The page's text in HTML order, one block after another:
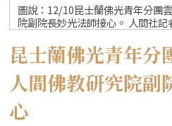
圖說：12/10昆士蘭佛光青年分團
院副院長妙光法師接心。 人間社
昆士蘭佛光青年分
人間佛教研究院副
心